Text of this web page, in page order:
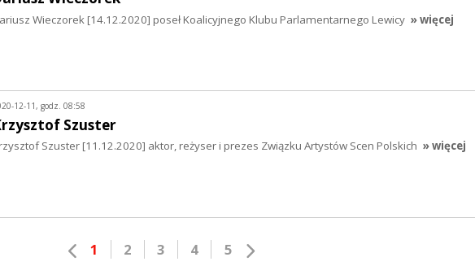
Wieczorek [14.12.2020] poseł Koalicyjnego Klubu Parlamentarnego Lewicy » więcej
12-11, godz. 08:58
Szuster
Szuster [11.12.2020] aktor, reżyser i prezes Związku Artystów Scen Polskich » więcej
1 2 3 4 5